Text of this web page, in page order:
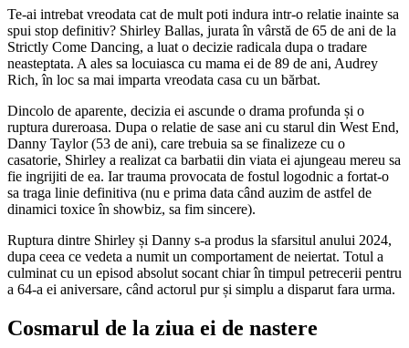
Te-ai intrebat vreodata cat de mult poti indura intr-o relatie inainte sa
spui stop definitiv? Shirley Ballas, jurata în vârstă de 65 de ani de la
Strictly Come Dancing, a luat o decizie radicala dupa o tradare
neasteptata. A ales sa locuiasca cu mama ei de 89 de ani, Audrey
Rich, în loc sa mai imparta vreodata casa cu un bărbat.
Dincolo de aparente, decizia ei ascunde o drama profunda și o
ruptura dureroasa. Dupa o relatie de sase ani cu starul din West End,
Danny Taylor (53 de ani), care trebuia sa se finalizeze cu o
casatorie, Shirley a realizat ca barbatii din viata ei ajungeau mereu sa
fie ingrijiti de ea. Iar trauma provocata de fostul logodnic a fortat-o
sa traga linie definitiva (nu e prima data când auzim de astfel de
dinamici toxice în showbiz, sa fim sincere).
Ruptura dintre Shirley și Danny s-a produs la sfarsitul anului 2024,
dupa ceea ce vedeta a numit un comportament de neiertat. Totul a
culminat cu un episod absolut socant chiar în timpul petrecerii pentru
a 64-a ei aniversare, când actorul pur și simplu a disparut fara urma.
Cosmarul de la ziua ei de nastere